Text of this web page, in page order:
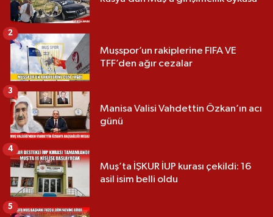
Muşspor’un rakiplerine FIFA VE
TFF’den ağır cezalar
2
Manisa Valisi Vahdettin Özkan’ın acı
günü
3
Muş’ta İŞKUR İUP kurası çekildi: 16
asil isim belli oldu
4
5